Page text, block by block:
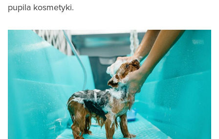
pupila kosmetyki.